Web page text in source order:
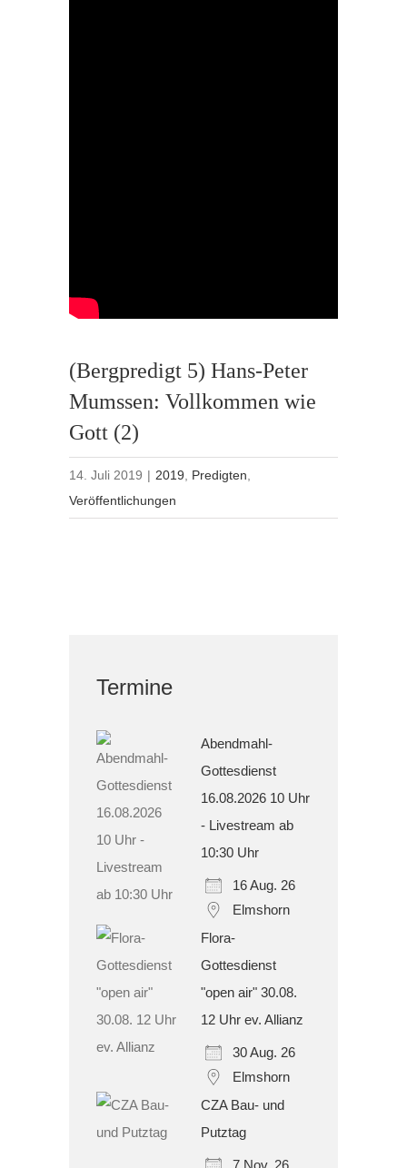
(Bergpredigt 5) Hans-Peter
Mumssen: Vollkommen wie
Gott (2)
14. Juli 2019 | 2019, Predigten,
Veröffentlichungen
Termine
Abendmahl-
Gottesdienst
16.08.2026 10 Uhr
- Livestream ab
10:30 Uhr
16 Aug. 26
Elmshorn
Flora-
Gottesdienst
"open air" 30.08.
12 Uhr ev. Allianz
30 Aug. 26
Elmshorn
CZA Bau- und
Putztag